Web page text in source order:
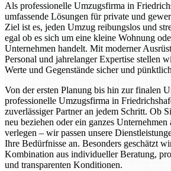
Als professionelle Umzugsfirma in
umfassende Lösungen für private und
Ziel ist es, jeden Umzug reibungslos und
egal ob es sich um eine kleine Wohnung
Unternehmen handelt. Mit moderner
Personal und jahrelanger Expertise stellen
Werte und Gegenstände sicher und
Von der ersten Planung bis hin zur finalen
professionelle Umzugsfirma in
zuverlässiger Partner an jedem Schritt. Ob
neu beziehen oder ein ganzes Unternehmen
verlegen – wir passen unsere
Ihre Bedürfnisse an. Besonders geschätzt
Kombination aus individueller Beratung,
und transparenten Konditionen.